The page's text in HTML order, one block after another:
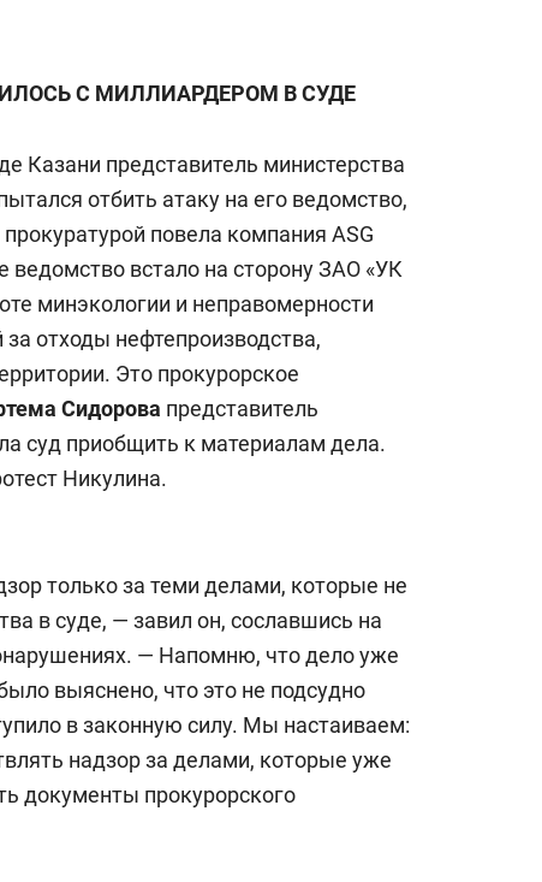
С МИЛЛИАРДЕРОМ В СУДЕ
Казани представитель министерства
отбить атаку на его ведомство,
повела компания ASG
ведомство встало на сторону ЗАО «УК
минэкологии и неправомерности
отходы нефтепроизводства,
Это прокурорское
Сидорова представитель
суд приобщить к материалам дела.
Никулина.
только за теми делами, которые не
в суде, — завил он, сославшись на
— Напомню, что дело уже
выяснено, что это не подсудно
в законную силу. Мы настаиваем:
надзор за делами, которые уже
документы прокурорского